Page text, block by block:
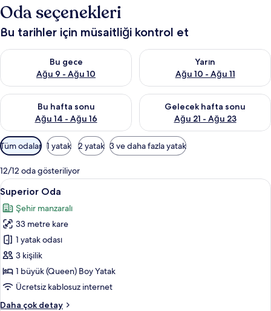
Oda seçenekleri
Bu tarihler için müsaitliği kontrol et
Bu gece
Ağu 9 - Ağu 10
Bu gece için müsaitliği kontrol et Ağu 9 - Ağu 10
Yarın
Ağu 10 - Ağu 11
Yarın için müsaitliği kontrol et
Bu hafta sonu
Ağu 14 - Ağu 16
Bu hafta sonu için müsaitliği kontrol et Ağu 14 - Ağu 16
Gelecek hafta sonu
Ağu 21 - Ağu 23
Önümüzdeki hafta sonu için
Odalar
için
mevcut
filtreler
Tüm odalar 1 yatak 2 yatak 3 ve daha fazla yatak
12/12 oda gösteriliyor
Superior
Oda
için
tüm
fotoğrafları
görün
Superior Oda | Kaliteli yatak takımı,
12
Superior Oda
Şehir manzaralı
33 metre kare
1 yatak odası
3 kişilik
1 büyük (Queen) Boy Yatak
Ücretsiz kablosuz internet
Daha çok detay
Superior